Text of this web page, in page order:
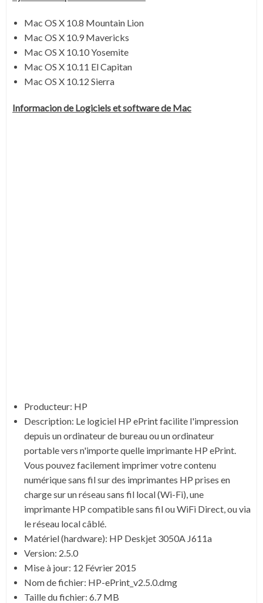
Mac OS X 10.8 Mountain Lion
Mac OS X 10.9 Mavericks
Mac OS X 10.10 Yosemite
Mac OS X 10.11 El Capitan
Mac OS X 10.12 Sierra
Informacion de Logiciels et software de Mac
Producteur: HP
Description: Le logiciel HP ePrint facilite l'impression
depuis un ordinateur de bureau ou un ordinateur
portable vers n'importe quelle imprimante HP ePrint.
Vous pouvez facilement imprimer votre contenu
numérique sans fil sur des imprimantes HP prises en
charge sur un réseau sans fil local (Wi-Fi), une
imprimante HP compatible sans fil ou WiFi Direct, ou via
le réseau local câblé.
Matériel (hardware): HP Deskjet 3050A J611a
Version: 2.5.0
Mise à jour: 12 Février 2015
Nom de fichier: HP-ePrint_v2.5.0.dmg
Taille du fichier: 6.7 MB